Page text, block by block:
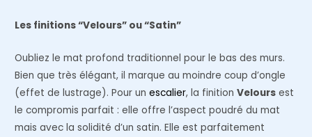
Les finitions “Velours” ou “Satin”
Oubliez le mat profond traditionnel pour le bas des murs.
Bien que très élégant, il marque au moindre coup d’ongle
(effet de lustrage). Pour unescalier, la finitionVelours est
le compromis parfait : elle offre l’aspect poudré du mat
mais avec la solidité d’un satin. Elle est parfaitement